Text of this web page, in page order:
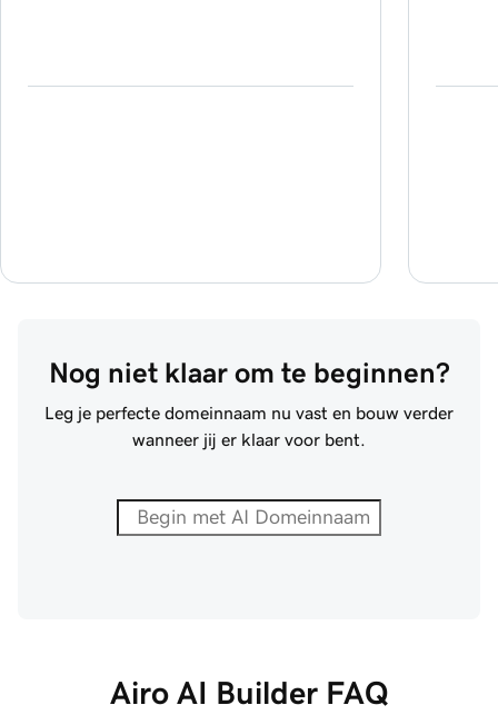
Nog niet klaar om te beginnen?
Leg je perfecte domeinnaam nu vast en bouw verder
wanneer jij er klaar voor bent.
Airo AI Builder FAQ